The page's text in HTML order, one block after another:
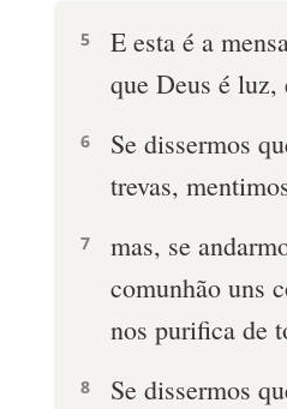
5
E esta é a
que Deus é luz,
6
Se dissermos
trevas,
7
mas, se
comunhão uns
nos purifica de
8
Se dissermos